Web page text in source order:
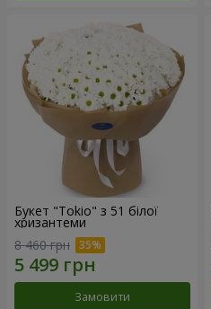
Букет "Tokio" з 51 білої
хризантеми
8 460 грн
Замовити